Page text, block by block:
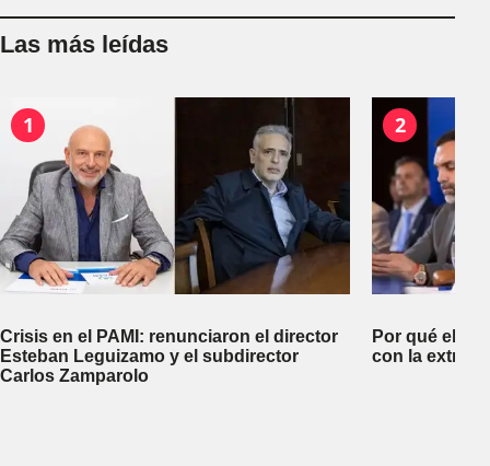
Las más leídas
1
Crisis en el PAMI: renunciaron el director
Esteban Leguizamo y el subdirector
Carlos Zamparolo
2
Por qué el
con la